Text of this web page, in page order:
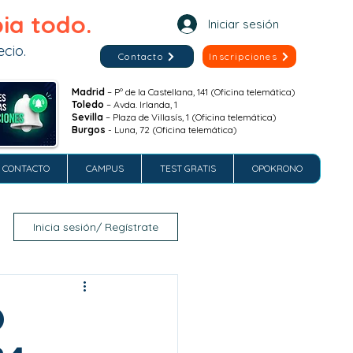
todo.
Inscripciones
Contacto
Iniciar sesión
Madrid – Pº de la Castellana, 141 (Oficina telemática)
Toledo – Avda. Irlanda, 1
Sevilla – Plaza de Villasís, 1 (Oficina telemática)
Burgos - Luna, 72 (Oficina telemática)
CONTACTO CAMPUS TEST GRATIS OPOKRONO
Inicia sesión/ Regístrate